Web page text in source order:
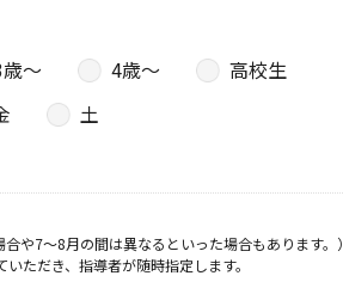
〜 4歳〜
高校生
土
や7～8月の間は異なるといった場合もあります。）
ただき、指導者が随時指定します。